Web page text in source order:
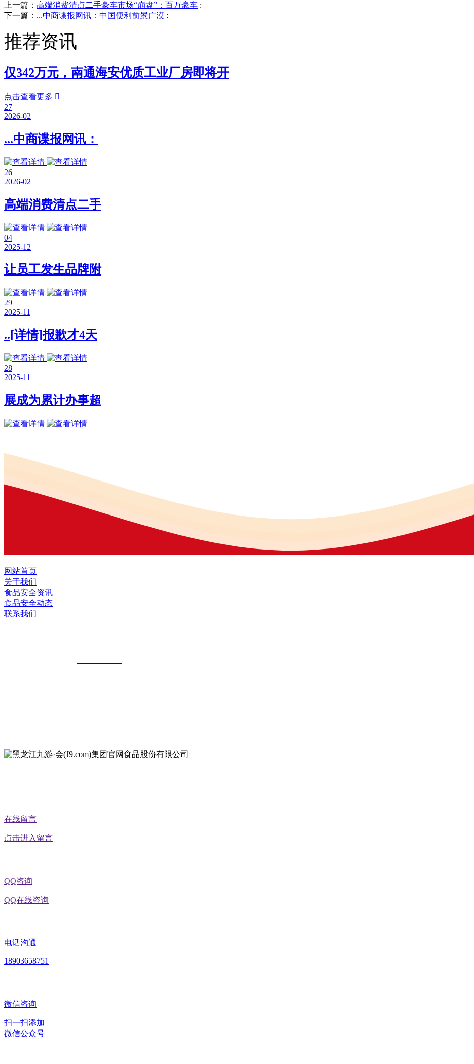
上一篇： 高端消费清点二手豪车市场“崩盘”：百万豪车 :
下一篇： ...中商谍报网讯：中国便利前景广漠 :
推荐资讯
仅342万元，南通海安优质工业厂房即将开
点击查看更多 
27
2026-02
...中商谍报网讯：
26
2026-02
高端消费清点二手
04
2025-12
让员工发生品牌附
29
2025-11
..[详情]报歉才4天
28
2025-11
展成为累计办事超
网站首页
关于我们
食品安全资讯
食品安全动态
联系我们
在线留言
点击进入留言
QQ咨询
QQ在线咨询
电话沟通
18903658751
微信咨询
扫一扫添加
微信公众号